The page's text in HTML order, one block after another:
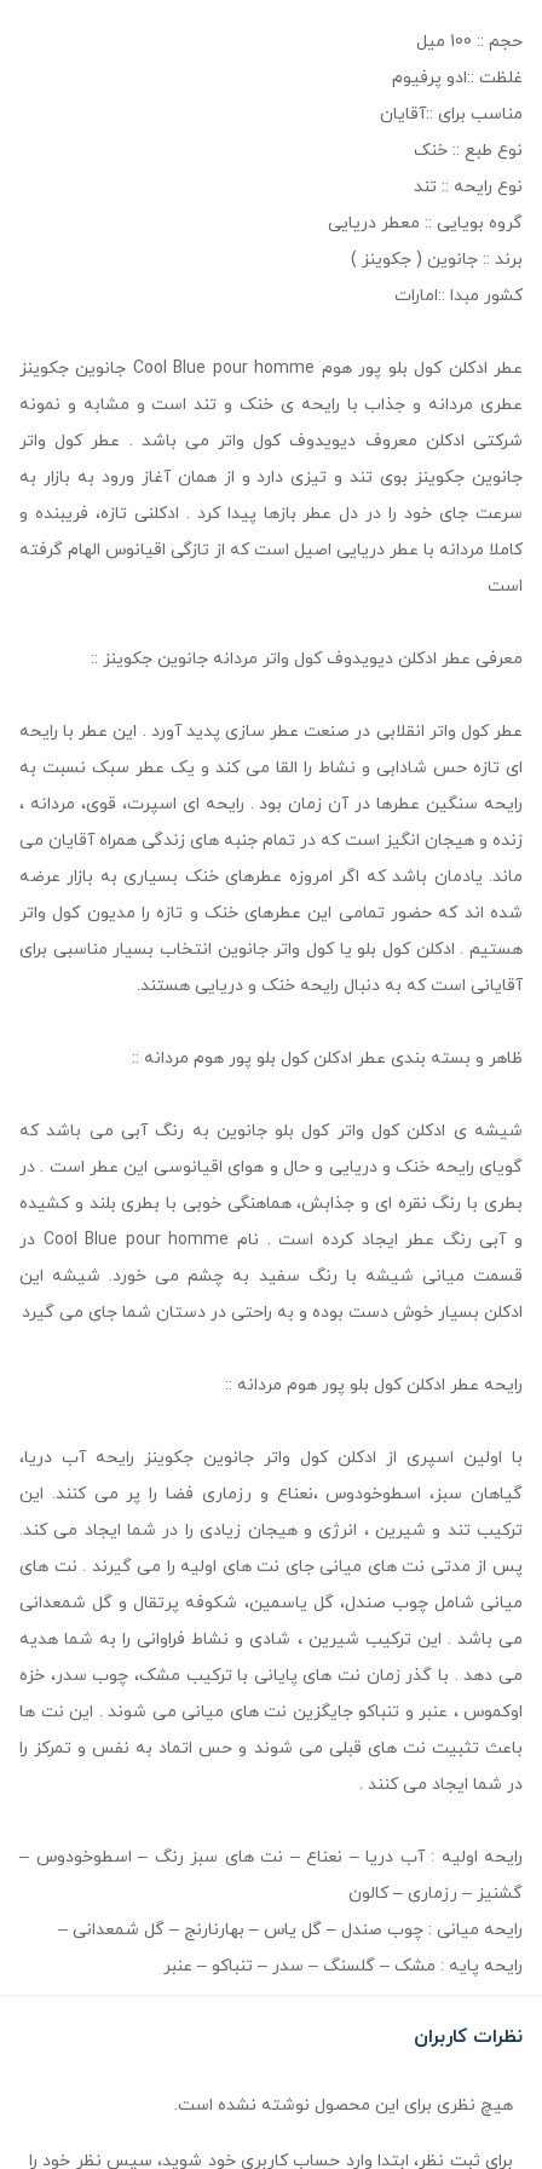
حجم :: 100 میل
غلظت ::ادو پرفیوم
مناسب برای ::آقایان
نوع طبع :: خنک
نوع رایحه :: تند
گروه بویایی :: معطر دریایی
برند :: جانوین ( جکوینز )
کشور مبدا ::امارات
عطر ادکلن کول بلو پور هوم Cool Blue pour homme جانوین جکوینز
عطری مردانه و جذاب با رایحه ی خنک و تند است و مشابه و نمونه
شرکتی ادکلن معروف دیویدوف کول واتر می باشد . عطر کول واتر
جانوین جکوینز بوی تند و تیزی دارد و از همان آغاز ورود به بازار به
سرعت جای خود را در دل عطر بازها پیدا کرد . ادکلنی تازه، فریبنده و
کاملا مردانه با عطر دریایی اصیل است که از تازگی اقیانوس الهام گرفته
است
معرفی عطر ادکلن دیویدوف کول واتر مردانه جانوین جکوینز ::
عطر کول واتر انقلابی در صنعت عطر سازی پدید آورد . این عطر با رایحه
ای تازه حس شادابی و نشاط را القا می کند و یک عطر سبک نسبت به
رایحه سنگین عطرها در آن زمان بود . رایحه ای اسپرت، قوی، مردانه ،
زنده و هیجان انگیز است که در تمام جنبه های زندگی همراه آقایان می
ماند. یادمان باشد که اگر امروزه عطرهای خنک بسیاری به بازار عرضه
شده اند که حضور تمامی این عطرهای خنک و تازه را مدیون کول واتر
هستیم . ادکلن کول بلو یا کول واتر جانوین انتخاب بسیار مناسبی برای
آقایانی است که به دنبال رایحه خنک و دریایی هستند.
ظاهر و بسته بندی عطر ادکلن کول بلو پور هوم مردانه ::
شیشه ی ادکلن کول واتر کول بلو جانوین به رنگ آبی می باشد که
گویای رایحه خنک و دریایی و حال و هوای اقیانوسی این عطر است . در
بطری با رنگ نقره ای و جذابش، هماهنگی خوبی با بطری بلند و کشیده
و آبی رنگ عطر ایجاد کرده است . نام Cool Blue pour homme در
قسمت میانی شیشه با رنگ سفید به چشم می خورد. شیشه این
ادکلن بسیار خوش دست بوده و به راحتی در دستان شما جای می گیرد
رایحه عطر ادکلن کول بلو پور هوم مردانه ::
با اولین اسپری از ادکلن کول واتر جانوین جکوینز رایحه آب دریا،
گیاهان سبز، اسطوخودوس ،نعناع و رزماری فضا را پر می کنند. این
ترکیب تند و شیرین ، انرژی و هیجان زیادی را در شما ایجاد می کند.
پس از مدتی نت های میانی جای نت های اولیه را می گیرند . نت های
میانی شامل چوب صندل، گل یاسمین، شکوفه پرتقال و گل شمعدانی
می باشد . این ترکیب شیرین ، شادی و نشاط فراوانی را به شما هدیه
می دهد . با گذر زمان نت های پایانی با ترکیب مشک، چوب سدر، خزه
اوکموس ، عنبر و تنباکو جایگزین نت های میانی می شوند . این نت ها
باعث تثبیت نت های قبلی می شوند و حس اتماد به نفس و تمرکز را
در شما ایجاد می کنند .
رایحه اولیه : آب دریا – نعناع – نت های سبز رنگ – اسطوخودوس –
گشنیز – رزماری – کالون
رایحه میانی : چوب صندل – گل یاس – بهارنارنج – گل شمعدانی –
رایحه پایه : مشک – گلسنگ – سدر – تنباکو – عنبر
نظرات کاربران
هیچ نظری برای این محصول نوشته نشده است.
برای ثبت نظر، ابتدا وارد حساب کاربری خود شوید، سپس نظر خود را